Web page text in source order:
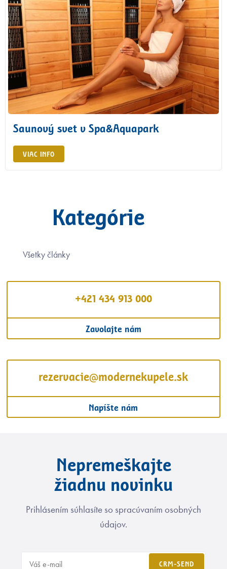
Saunový svet v Spa&Aquapark
VIAC INFO
Kategórie
Všetky články
+421 434 913 000
Zavolajte nám
rezervacie@modernekupele.sk
Napíšte nám
Nepremeškajte
žiadnu novinku
Prihlásením súhlasíte so spracúvaním osobných
údajov.
CRM-SEND